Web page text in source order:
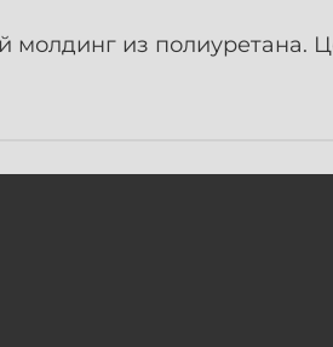
молдинг из полиуретана.